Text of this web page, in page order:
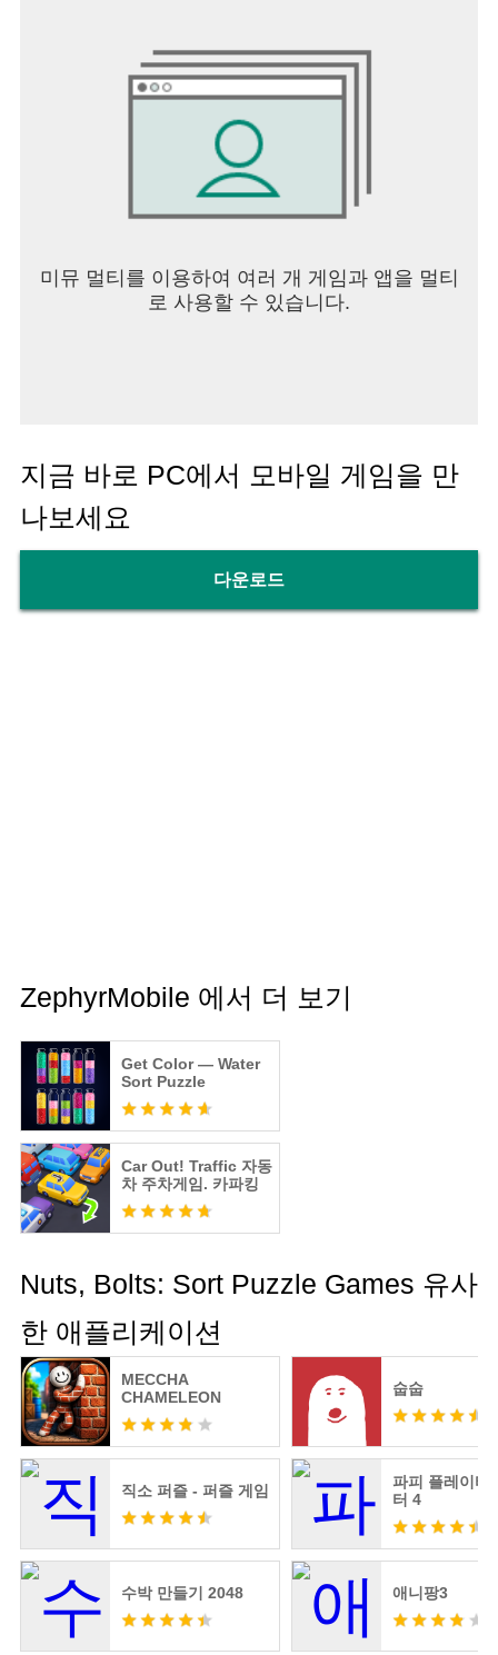
미뮤 멀티를 이용하여 여러 개 게임과 앱을 멀티
로 사용할 수 있습니다.
지금 바로 PC에서 모바일 게임을 만
나보세요
다운로드
ZephyrMobile 에서 더 보기
Get Color — Water
Sort Puzzle
Car Out! Traffiс 자동
차 주차게임. 카파킹
Nuts, Bolts: Sort Puzzle Games 유사
한 애플리케이션
MECCHA
CHAMELEON
숩숩
직소 퍼즐 - 퍼즐 게임
파피 플레이타
터 4
수박 만들기 2048 애니팡3